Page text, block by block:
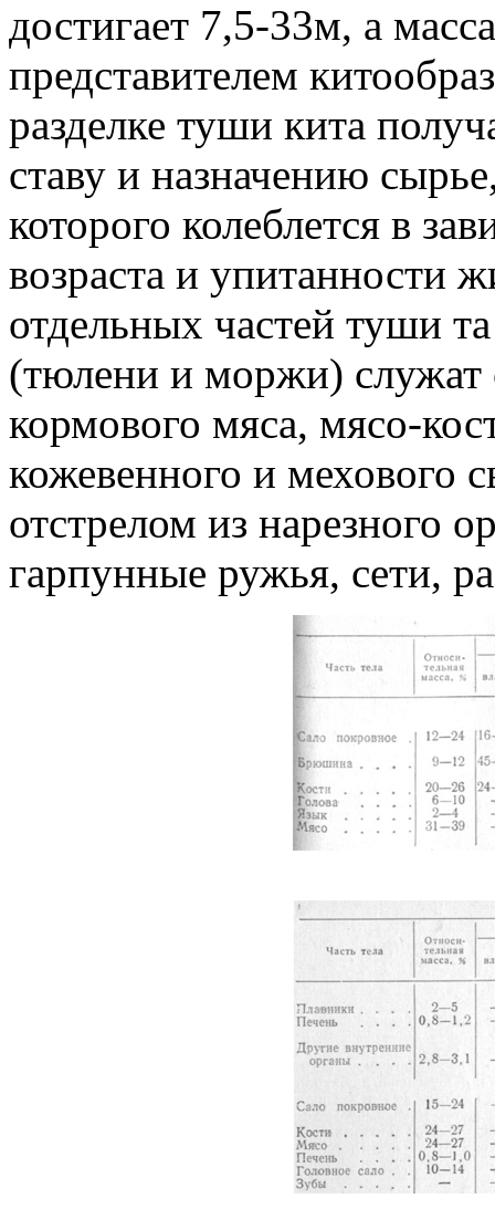
достигает 7,5-33м, а
представителем
разделке туши кита
ставу и назначению
которого колеблется в
возраста и упитанности
отдельных частей туши
(тюлени и моржи) служат
кормового мяса, мясо-
кожевенного и мехового
отстрелом из нарезного
гарпунные ружья, сети,